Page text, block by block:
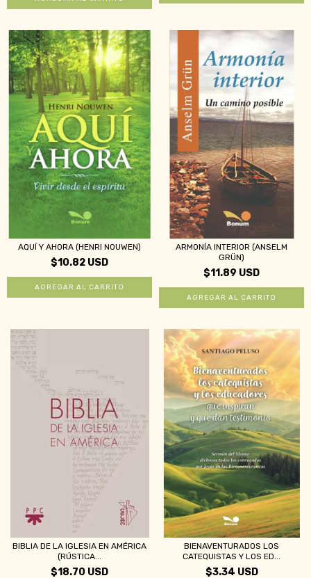
AQUÍ Y AHORA (HENRI NOUWEN)
$10.82 USD
ARMONÍA INTERIOR (ANSELM
GRÜN)
$11.89 USD
BIBLIA DE LA IGLESIA EN AMÉRICA
(RÚSTICA...
$18.70 USD
BIENAVENTURADOS LOS
CATEQUISTAS Y LOS ED...
$3.34 USD